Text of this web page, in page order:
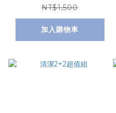
NT$1,500
加入購物車